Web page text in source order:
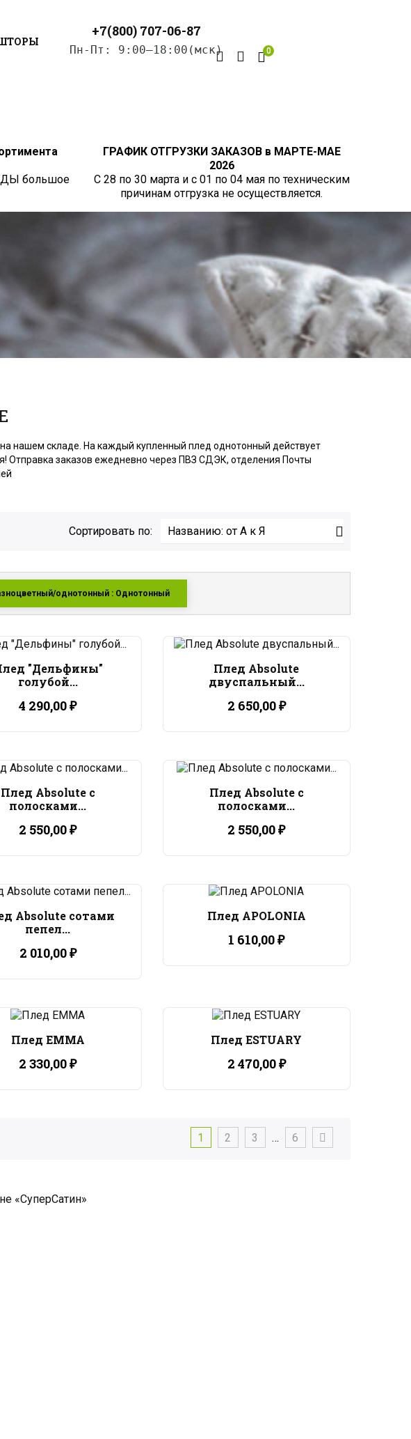
+7(800) 707-06-87
Пн-Пт: 9:00–18:00(мск) 0
большое
ГРАФИК ОТГРУЗКИ ЗАКАЗОВ в МАРТЕ-МАЕ
2026
С 28 по 30 марта и с 01 по 04 мая по техническим
причинам отгрузка не осуществляется.
нашем складе. На каждый купленный плед однотонный действует
Отправка заказов ежедневно через ПВЗ СДЭК, отделения Почты
Сортировать по: Названию: от А к Я 
однотонный : Однотонный
"Дельфины"
голубой...
4 290,00 ₽
Плед Absolute
двуспальный...
2 650,00 ₽
Плед Absolute с
полосками...
2 550,00 ₽
Плед Absolute с
полосками...
2 550,00 ₽
Absolute сотами
пепел...
2 010,00 ₽
Плед APOLONIA
1 610,00 ₽
Плед EMMA
2 330,00 ₽
Плед ESTUARY
2 470,00 ₽
1 2 3 … 6
«СуперСатин»